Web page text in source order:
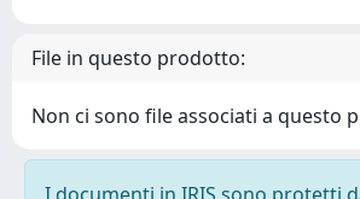
File in questo prodotto:
Non ci sono file associati a questo